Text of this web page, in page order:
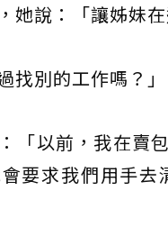
她說：「讓姊妹
找別的工作嗎？」
「以前，我在賣
要求我們用手